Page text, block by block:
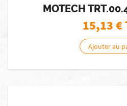
MOTECH
15,13€
Ajouter au